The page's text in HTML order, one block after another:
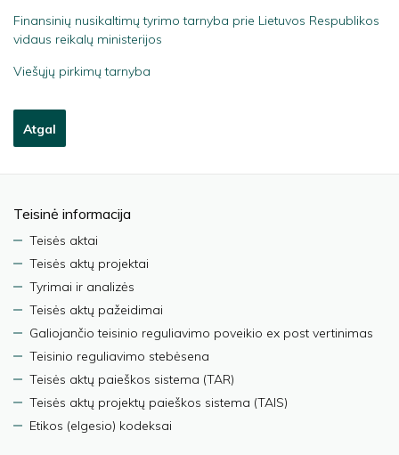
Finansinių nusikaltimų tyrimo tarnyba prie Lietuvos Respublikos
vidaus reikalų ministerijos
Viešųjų pirkimų tarnyba
Atgal
Teisinė informacija
Teisės aktai
Teisės aktų projektai
Tyrimai ir analizės
Teisės aktų pažeidimai
Galiojančio teisinio reguliavimo poveikio ex post vertinimas
Teisinio reguliavimo stebėsena
Teisės aktų paieškos sistema (TAR)
Teisės aktų projektų paieškos sistema (TAIS)
Etikos (elgesio) kodeksai